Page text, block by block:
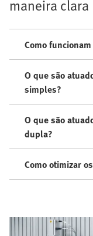
maneira clara
Como
O que são
simples?
O que são
dupla?
Como otimizar